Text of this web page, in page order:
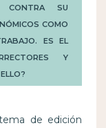
CONTRA SU
COMO
ES EL
Y
de edición